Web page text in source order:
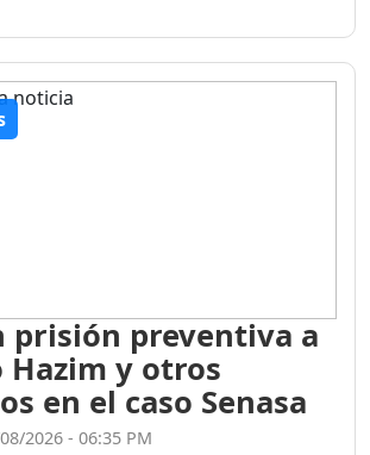
prisión preventiva a
Hazim y otros
en el caso Senasa
2026 - 06:35 PM